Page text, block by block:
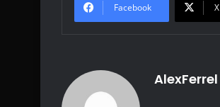
Facebook X
AlexFerrel